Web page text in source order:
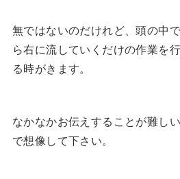
無ではないのだけれど、頭の中
ら右に流していくだけの作業を
る時がきます。
なかなかお伝えすることが難し
で想像して下さい。